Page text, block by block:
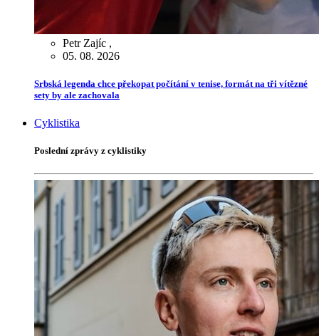
Petr Zajíc ,
05. 08. 2026
Srbská legenda chce překopat počítání v tenise, formát na tři vítězné
sety by ale zachovala
Cyklistika
Poslední zprávy z cyklistiky